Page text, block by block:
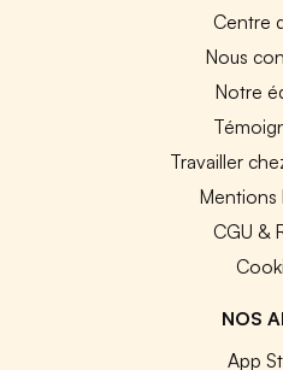
Centre
Nous
Notre
Travailler
Mentions
CGU &
NOS
App